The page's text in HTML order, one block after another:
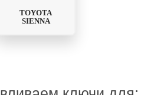
TOYOTA
SIENNA